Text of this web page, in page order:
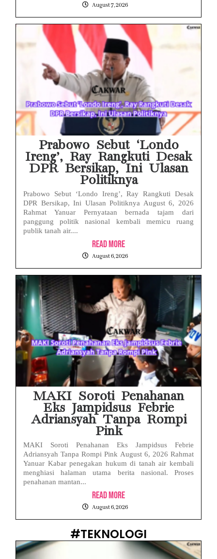
August 7, 2026
Prabowo Sebut ‘Londo
Ireng’, Ray Rangkuti Desak
DPR Bersikap, Ini Ulasan
Politiknya
Prabowo Sebut ‘Londo Ireng’, Ray Rangkuti Desak
DPR Bersikap, Ini Ulasan Politiknya August 6, 2026
Rahmat Yanuar Pernyataan bernada tajam dari
panggung politik nasional kembali memicu ruang
publik tanah air....
Read More
August 6, 2026
MAKI Soroti Penahanan
Eks Jampidsus Febrie
Adriansyah Tanpa Rompi
Pink
MAKI Soroti Penahanan Eks Jampidsus Febrie
Adriansyah Tanpa Rompi Pink August 6, 2026 Rahmat
Yanuar Kabar penegakan hukum di tanah air kembali
menghiasi halaman utama berita nasional. Proses
penahanan mantan...
Read More
August 6, 2026
#TEKNOLOGI